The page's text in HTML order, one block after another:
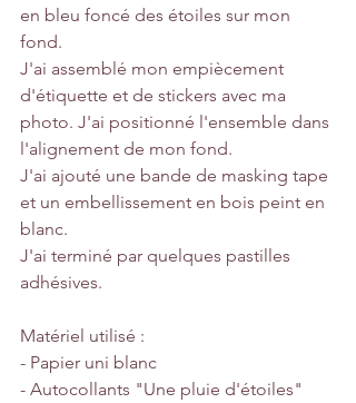
en bleu foncé des étoiles sur mon
fond.
J'ai assemblé mon empiècement
d'étiquette et de stickers avec ma
photo. J'ai positionné l'ensemble dans
l'alignement de mon fond.
J'ai ajouté une bande de masking tape
et un embellissement en bois peint en
blanc.
J'ai terminé par quelques pastilles
adhésives.
Matériel utilisé :
- Papier uni blanc
- Autocollants "Une pluie d'étoiles"